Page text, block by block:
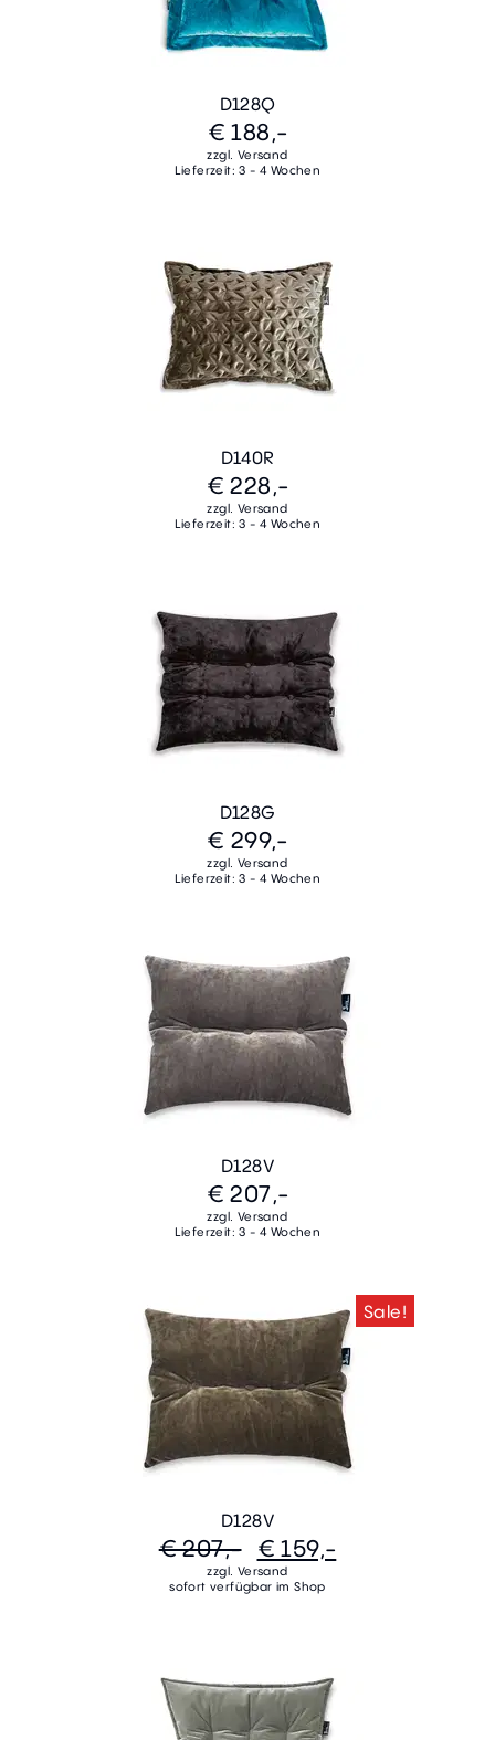
D128Q
€ 188,-
zzgl. Versand
Lieferzeit: 3 - 4 Wochen
D140R
€ 228,-
zzgl. Versand
Lieferzeit: 3 - 4 Wochen
D128G
€ 299,-
zzgl. Versand
Lieferzeit: 3 - 4 Wochen
D128V
€ 207,-
zzgl. Versand
Lieferzeit: 3 - 4 Wochen
Sale!
D128V
€ 207,- € 159,-
zzgl. Versand
sofort verfügbar im Shop